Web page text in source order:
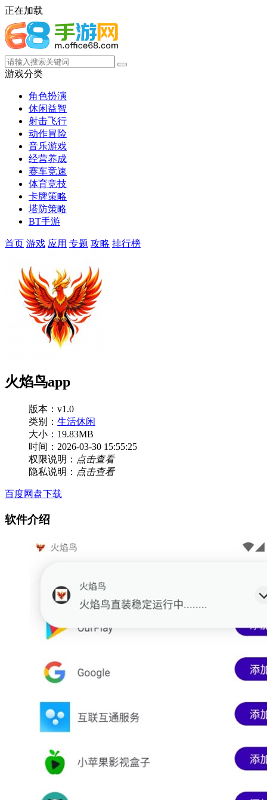
正在加载
游戏分类
角色扮演
休闲益智
射击飞行
动作冒险
音乐游戏
经营养成
赛车竞速
体育竞技
卡牌策略
塔防策略
BT手游
首页 游戏 应用 专题 攻略 排行榜
火焰鸟app
版本：v1.0
类别： 生活休闲
大小：19.83MB
时间：2026-03-30 15:55:25
权限说明： 点击查看
隐私说明： 点击查看
百度网盘下载
软件介绍